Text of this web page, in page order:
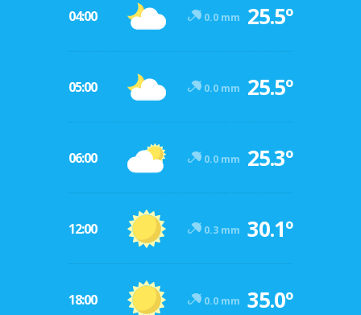
04:00 0.0 mm 25.5º
05:00 0.0 mm 25.5º
06:00 0.0 mm 25.3º
12:00 0.3 mm 30.1º
18:00 0.0 mm 35.0º